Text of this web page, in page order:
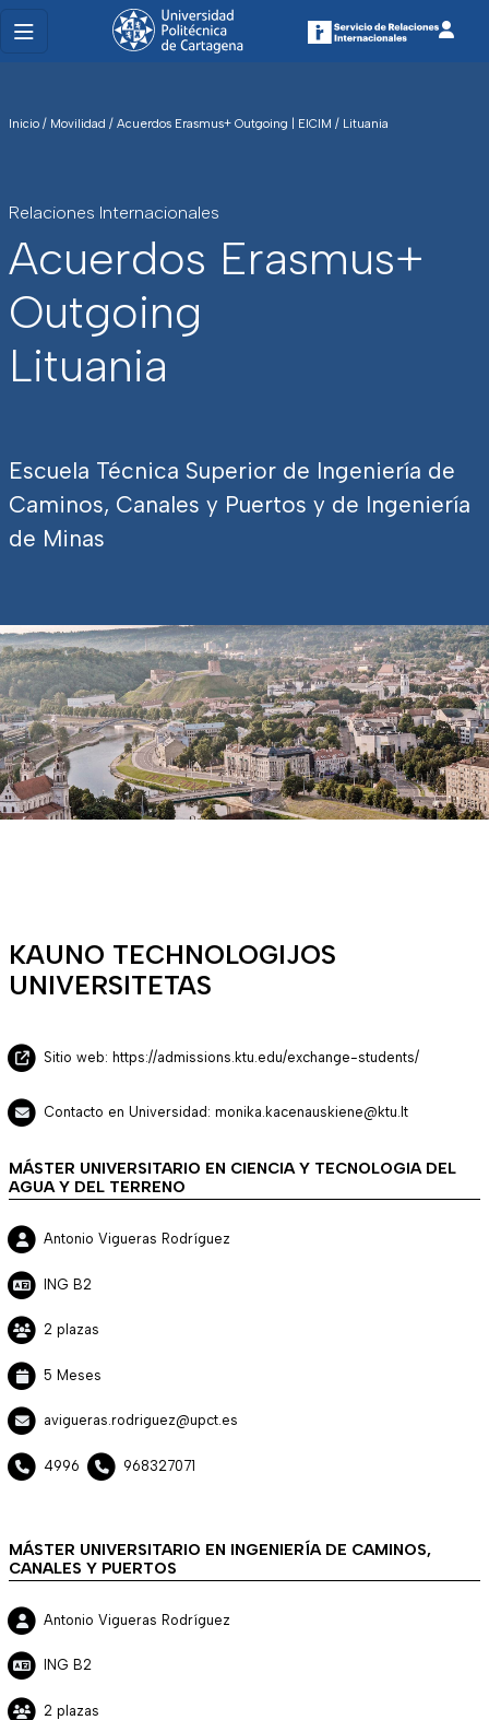
Inicio / Movilidad / Acuerdos Erasmus+ Outgoing | EICIM / Lituania
Relaciones Internacionales
Acuerdos Erasmus+
Outgoing
Lituania
Escuela Técnica Superior de Ingeniería de
Caminos, Canales y Puertos y de Ingeniería
de Minas
KAUNO TECHNOLOGIJOS
UNIVERSITETAS
Sitio web: https://admissions.ktu.edu/exchange-students/
Contacto en Universidad: monika.kacenauskiene@ktu.lt
MÁSTER UNIVERSITARIO EN CIENCIA Y TECNOLOGIA DEL
AGUA Y DEL TERRENO
Antonio Vigueras Rodríguez
ING B2
2 plazas
5 Meses
avigueras.rodriguez@upct.es
4996 968327071
MÁSTER UNIVERSITARIO EN INGENIERÍA DE CAMINOS,
CANALES Y PUERTOS
Antonio Vigueras Rodríguez
ING B2
2 plazas